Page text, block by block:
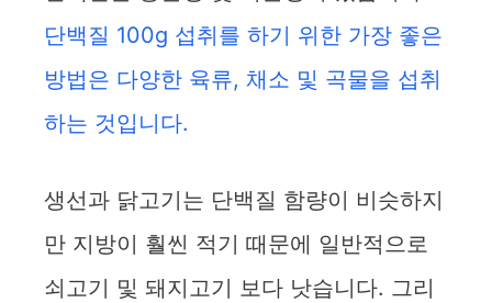
단백질 100g 섭취를 하기 위한 가장 좋은
방법은 다양한 육류, 채소 및 곡물을 섭취
하는 것입니다.
생선과 닭고기는 단백질 함량이 비슷하지
만 지방이 훨씬 적기 때문에 일반적으로
쇠고기 및 돼지고기 보다 낫습니다. 그리